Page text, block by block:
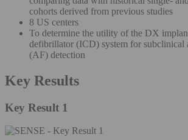
cohorts derived from previous studies
8 US centers
To determine the utility of the DX
defibrillator (ICD) system for subclinical
(AF) detection
Key Results
Key Result 1